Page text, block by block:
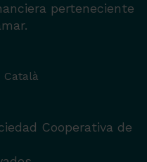
perteneciente
Català
Cooperativa de